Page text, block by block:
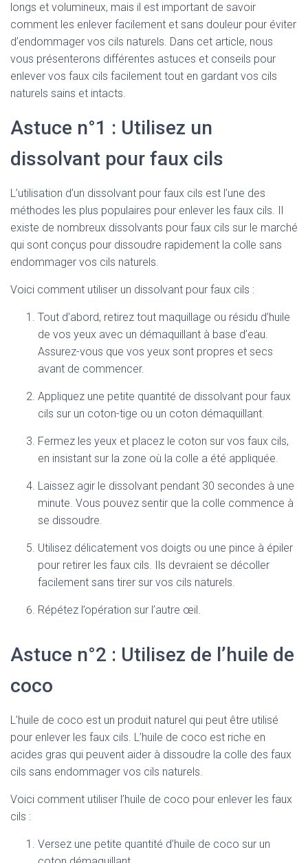
longs et volumineux, mais il est important de savoir
comment les enlever facilement et sans douleur pour éviter
d’endommager vos cils naturels. Dans cet article, nous
vous présenterons différentes astuces et conseils pour
enlever vos faux cils facilement tout en gardant vos cils
naturels sains et intacts.
Astuce n°1 : Utilisez un
dissolvant pour faux cils
L’utilisation d’un dissolvant pour faux cils est l’une des
méthodes les plus populaires pour enlever les faux cils. Il
existe de nombreux dissolvants pour faux cils sur le marché
qui sont conçus pour dissoudre rapidement la colle sans
endommager vos cils naturels.
Voici comment utiliser un dissolvant pour faux cils :
Tout d’abord, retirez tout maquillage ou résidu d’huile
de vos yeux avec un démaquillant à base d’eau.
Assurez-vous que vos yeux sont propres et secs
avant de commencer.
Appliquez une petite quantité de dissolvant pour faux
cils sur un coton-tige ou un coton démaquillant.
Fermez les yeux et placez le coton sur vos faux cils,
en insistant sur la zone où la colle a été appliquée.
Laissez agir le dissolvant pendant 30 secondes à une
minute. Vous pouvez sentir que la colle commence à
se dissoudre.
Utilisez délicatement vos doigts ou une pince à épiler
pour retirer les faux cils. Ils devraient se décoller
facilement sans tirer sur vos cils naturels.
Répétez l’opération sur l’autre œil.
Astuce n°2 : Utilisez de l’huile de
coco
L’huile de coco est un produit naturel qui peut être utilisé
pour enlever les faux cils. L’huile de coco est riche en
acides gras qui peuvent aider à dissoudre la colle des faux
cils sans endommager vos cils naturels.
Voici comment utiliser l’huile de coco pour enlever les faux
cils :
Versez une petite quantité d’huile de coco sur un